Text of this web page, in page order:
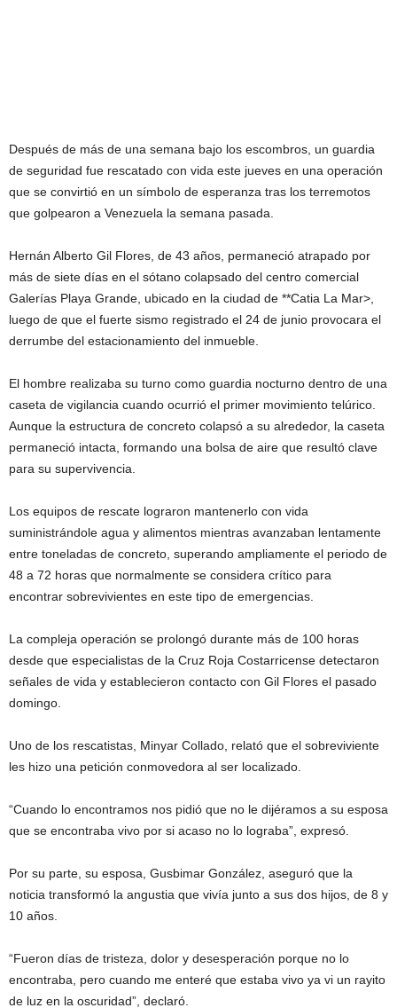
Después de más de una semana bajo los escombros, un guardia
de seguridad fue rescatado con vida este jueves en una operación
que se convirtió en un símbolo de esperanza tras los terremotos
que golpearon a Venezuela la semana pasada.
Hernán Alberto Gil Flores, de 43 años, permaneció atrapado por
más de siete días en el sótano colapsado del centro comercial
Galerías Playa Grande, ubicado en la ciudad de **Catia La Mar>,
luego de que el fuerte sismo registrado el 24 de junio provocara el
derrumbe del estacionamiento del inmueble.
El hombre realizaba su turno como guardia nocturno dentro de una
caseta de vigilancia cuando ocurrió el primer movimiento telúrico.
Aunque la estructura de concreto colapsó a su alrededor, la caseta
permaneció intacta, formando una bolsa de aire que resultó clave
para su supervivencia.
Los equipos de rescate lograron mantenerlo con vida
suministrándole agua y alimentos mientras avanzaban lentamente
entre toneladas de concreto, superando ampliamente el periodo de
48 a 72 horas que normalmente se considera crítico para
encontrar sobrevivientes en este tipo de emergencias.
La compleja operación se prolongó durante más de 100 horas
desde que especialistas de la Cruz Roja Costarricense detectaron
señales de vida y establecieron contacto con Gil Flores el pasado
domingo.
Uno de los rescatistas, Minyar Collado, relató que el sobreviviente
les hizo una petición conmovedora al ser localizado.
“Cuando lo encontramos nos pidió que no le dijéramos a su esposa
que se encontraba vivo por si acaso no lo lograba”, expresó.
Por su parte, su esposa, Gusbimar González, aseguró que la
noticia transformó la angustia que vivía junto a sus dos hijos, de 8 y
10 años.
“Fueron días de tristeza, dolor y desesperación porque no lo
encontraba, pero cuando me enteré que estaba vivo ya vi un rayito
de luz en la oscuridad”, declaró.